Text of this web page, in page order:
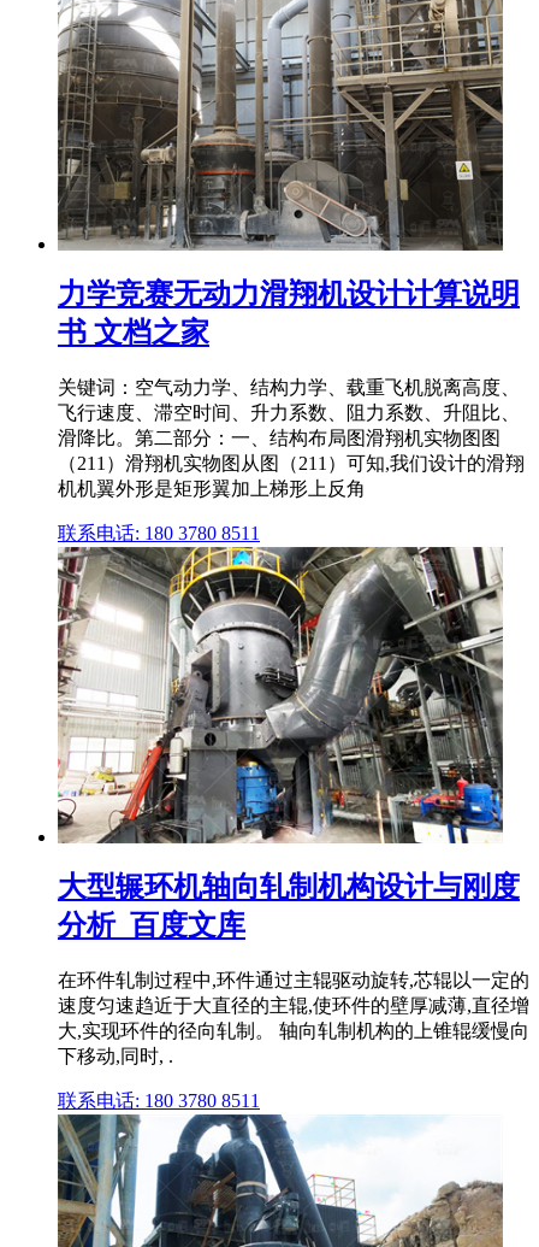
力学竞赛无动力滑翔机设计计算说明
书 文档之家
关键词：空气动力学、结构力学、载重飞机脱离高度、
飞行速度、滞空时间、升力系数、阻力系数、升阻比、
滑降比。第二部分：一、结构布局图滑翔机实物图图
（211）滑翔机实物图从图（211）可知,我们设计的滑翔
机机翼外形是矩形翼加上梯形上反角
联系电话: 180 3780 8511
大型辗环机轴向轧制机构设计与刚度
分析_百度文库
在环件轧制过程中,环件通过主辊驱动旋转,芯辊以一定的
速度匀速趋近于大直径的主辊,使环件的壁厚减薄,直径增
大,实现环件的径向轧制。 轴向轧制机构的上锥辊缓慢向
下移动,同时, .
联系电话: 180 3780 8511